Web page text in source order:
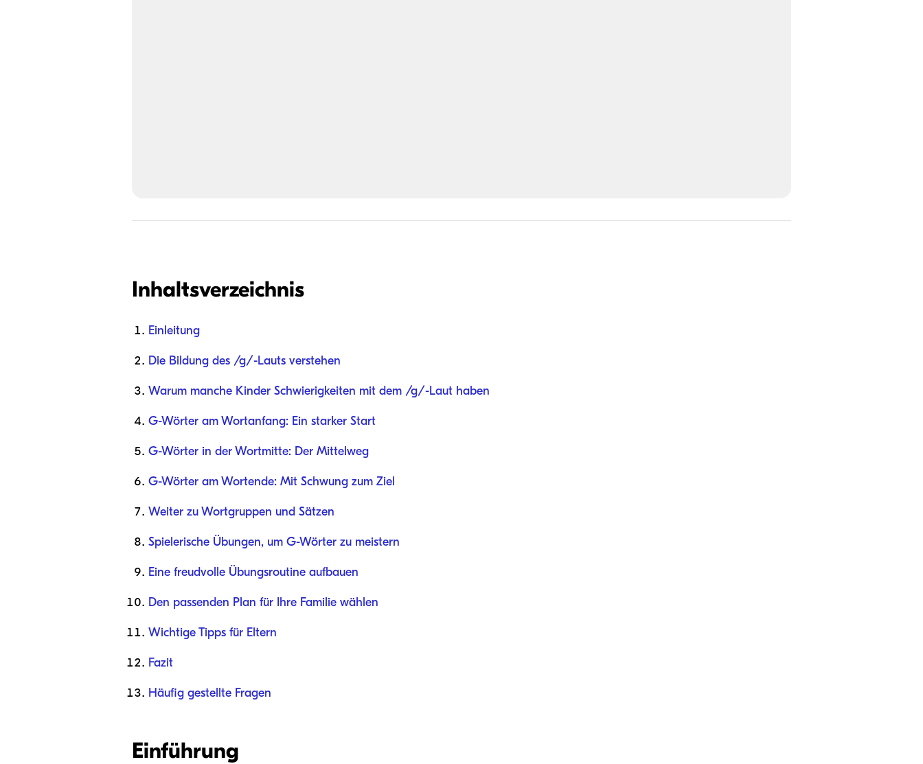
Inhaltsverzeichnis
Einleitung
Die Bildung des /g/-Lauts verstehen
Warum manche Kinder Schwierigkeiten mit dem /g/-Laut haben
G-Wörter am Wortanfang: Ein starker Start
G-Wörter in der Wortmitte: Der Mittelweg
G-Wörter am Wortende: Mit Schwung zum Ziel
Weiter zu Wortgruppen und Sätzen
Spielerische Übungen, um G-Wörter zu meistern
Eine freudvolle Übungsroutine aufbauen
Den passenden Plan für Ihre Familie wählen
Wichtige Tipps für Eltern
Fazit
Häufig gestellte Fragen
Einführung